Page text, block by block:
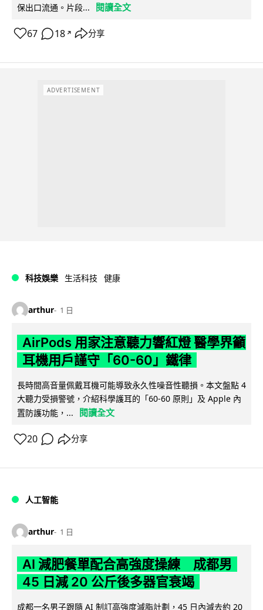
保出口流通。片段...
閱讀全文
67 18 ↗ 分享
ADVERTISEMENT
科技娛樂 生活科技 健康
arthur 1 日
AirPods 用家注意聽力響紅燈 醫學界籲
耳機用戶謹守「60-60」鐵律
長時間高音量佩戴耳機可能導致永久性噪音性聽損。本文盤點 4
大聽力受損警號，介紹科學護耳的「60-60 原則」及 Apple 內
置防護功能，...
閱讀全文
20 分享
人工智能
arthur 1 日
AI 減肥餐單配合高強度操練 成都男
45 日減 20 公斤後多器官衰竭
成都一名男子跟隨 AI 制訂高強度減脂計劃，45 日內減去約 20